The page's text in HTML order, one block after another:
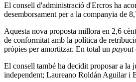
El consell d'administració d'Ercros ha
desemborsament per a la companyia de
Aquesta nova proposta millora en 2,6
de conformitat amb la política de
pròpies per amortitzar. En total un payout
El consell també ha decidit proposar a la
independent; Laureano Roldán Aguilar i